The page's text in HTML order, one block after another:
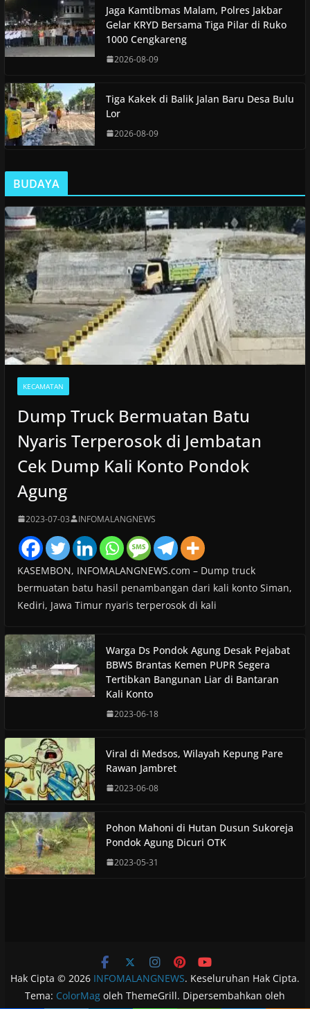
Jaga Kamtibmas Malam, Polres Jakbar
Gelar KRYD Bersama Tiga Pilar di Ruko
1000 Cengkareng
2026-08-09
Tiga Kakek di Balik Jalan Baru Desa Bulu
Lor
2026-08-09
BUDAYA
KECAMATAN
Dump Truck Bermuatan Batu
Nyaris Terperosok di Jembatan
Cek Dump Kali Konto Pondok
Agung
2023-07-03 INFOMALANGNEWS
KASEMBON, INFOMALANGNEWS.com – Dump truck
bermuatan batu hasil penambangan dari kali konto Siman,
Kediri, Jawa Timur nyaris terperosok di kali
Warga Ds Pondok Agung Desak Pejabat
BBWS Brantas Kemen PUPR Segera
Tertibkan Bangunan Liar di Bantaran
Kali Konto
2023-06-18
Viral di Medsos, Wilayah Kepung Pare
Rawan Jambret
2023-06-08
Pohon Mahoni di Hutan Dusun Sukoreja
Pondok Agung Dicuri OTK
2023-05-31
Hak Cipta © 2026 INFOMALANGNEWS. Keseluruhan Hak Cipta.
Tema: ColorMagoleh ThemeGrill. Dipersembahkan oleh